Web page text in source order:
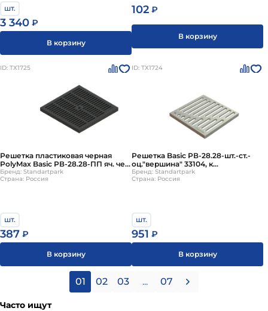
шт.
3 340 ₽
В корзину
102 ₽
В корзину
ID: ТХ1725
Решетка пластиковая черная
PolyMax Basic РВ-28.28-ПП яч. чер.
3380-Ч, к дождеприемнику
Бренд: Standartpark
Страна: Россия
шт.
387 ₽
В корзину
ID: ТХ1724
Решетка Basic РВ-28.28-шт.-ст.-
оц."вершина" 33104, к
дождеприемнику
Бренд: Standartpark
Страна: Россия
шт.
951 ₽
В корзину
01 02 03 ... 07
Часто ищут